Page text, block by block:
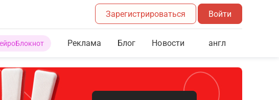
Зарегистрироваться Войти
Реклама Блог Новости англ